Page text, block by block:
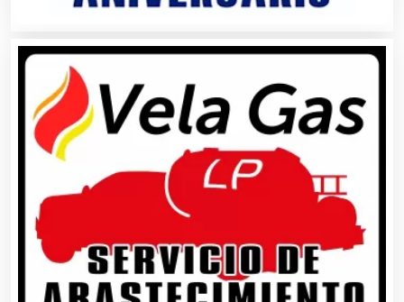
Boutiques
Buceo
Cajas de Ahorro
Cámaras de Comercio